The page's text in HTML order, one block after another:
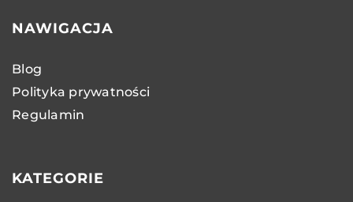
NAWIGACJA
Blog
Polityka prywatności
Regulamin
KATEGORIE